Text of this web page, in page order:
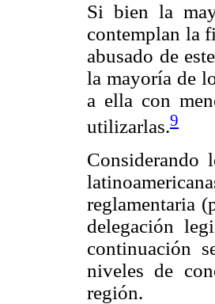
Si bien la
contemplan la
abusado de
la mayoría de
a ella con
utilizarlas.9
Considerando
reglamentaria
delegación
continuación
niveles de
región.